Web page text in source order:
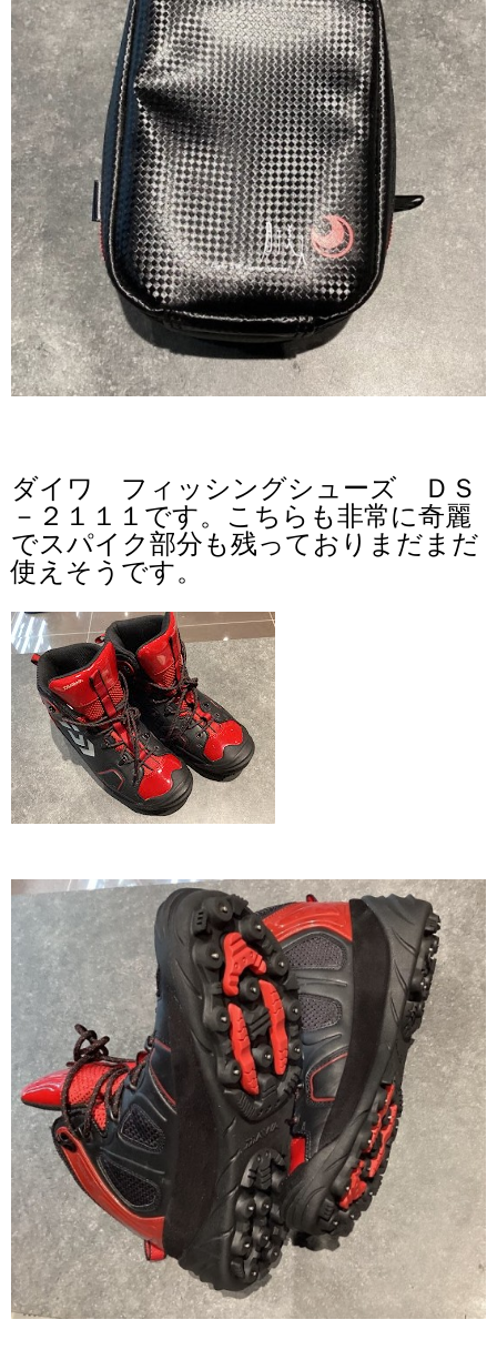
ダイワ フィッシングシューズ ＤＳ
－２１１１です。こちらも非常に奇麗
でスパイク部分も残っておりまだまだ
使えそうです。